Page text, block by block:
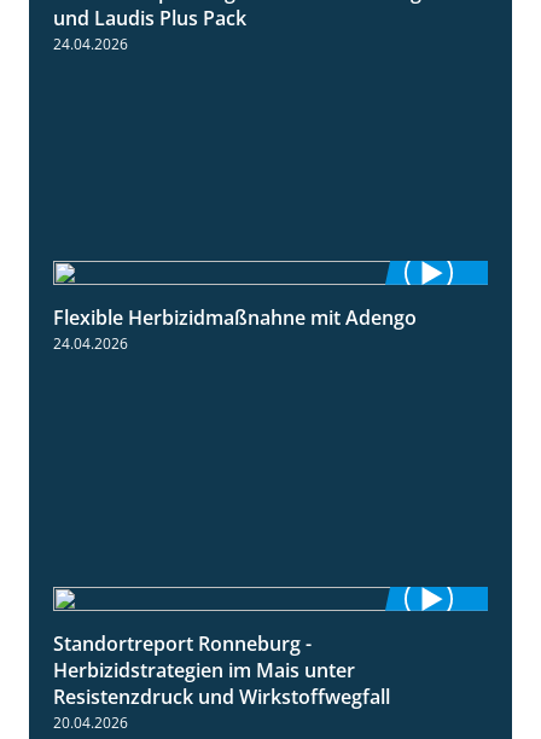
und Laudis Plus Pack
24.04.2026
1:26
Flexible Herbizidmaßnahne mit Adengo
24.04.2026
Standortreport Ronneburg -
Herbizidstrategien im Mais unter
Resistenzdruck und Wirkstoffwegfall
20.04.2026